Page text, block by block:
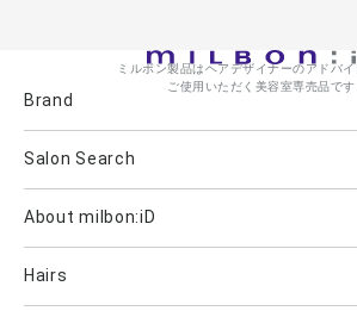
ミルボン製品はヘアデザイナーのアドバイ
ご使用いただく美容室専売品です
Brand
Aujua milbon
PJOLI
Salon Search
About milbon:iD
Hairs